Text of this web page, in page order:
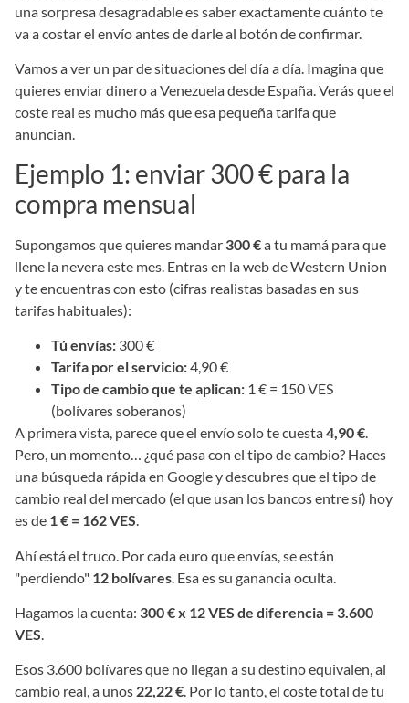
una sorpresa desagradable es saber exactamente cuánto te
va a costar el envío antes de darle al botón de confirmar.
Vamos a ver un par de situaciones del día a día. Imagina que
quieres enviar dinero a Venezuela desde España. Verás que el
coste real es mucho más que esa pequeña tarifa que
anuncian.
Ejemplo 1: enviar 300 € para la
compra mensual
Supongamos que quieres mandar 300 €a tu mamá para que
llene la nevera este mes. Entras en la web de Western Union
y te encuentras con esto (cifras realistas basadas en sus
tarifas habituales):
Tú envías: 300 €
Tarifa por el servicio:4,90 €
Tipo de cambio que te aplican: 1 € = 150 VES
(bolívares soberanos)
A primera vista, parece que el envío solo te cuesta4,90 €.
Pero, un momento… ¿qué pasa con el tipo de cambio? Haces
una búsqueda rápida en Google y descubres que el tipo de
cambio real del mercado (el que usan los bancos entre sí) hoy
es de 1 € = 162 VES.
Ahí está el truco. Por cada euro que envías, se están
"perdiendo" 12 bolívares . Esa es su ganancia oculta.
Hagamos la cuenta: 300 € x 12 VES de diferencia = 3.600
VES.
Esos 3.600 bolívares que no llegan a su destino equivalen, al
cambio real, a unos 22,22 €. Por lo tanto, el coste total de tu